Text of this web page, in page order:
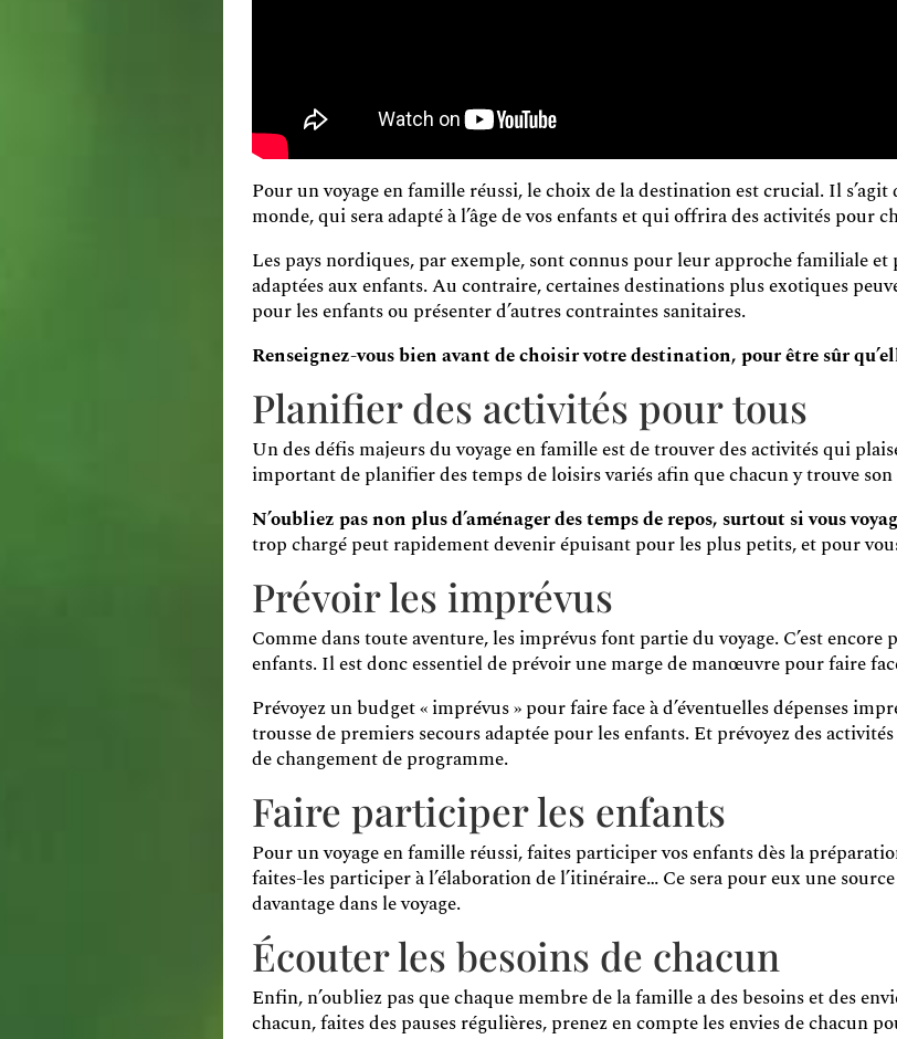
Pour un voyage en famille réussi, le choix de la destination est crucial. Il
monde, qui sera adapté à l’âge de vos enfants et qui offrira des activités pour
Les pays nordiques, par exemple, sont connus pour leur approche familiale
adaptées aux enfants. Au contraire, certaines destinations plus exotiques
pour les enfants ou présenter d’autres contraintes sanitaires.
Renseignez-vous bien avant de choisir votre destination, pour être sûr
Planifier des activités pour tous
Un des défis majeurs du voyage en famille est de trouver des activités qui
important de planifier des temps de loisirs variés afin que chacun y trouve
N’oubliez pas non plus d’aménager des temps de repos, surtout si vous
trop chargé peut rapidement devenir épuisant pour les plus petits, et pour
Prévoir les imprévus
Comme dans toute aventure, les imprévus font partie du voyage. C’est encore
enfants. Il est donc essentiel de prévoir une marge de manœuvre pour faire
Prévoyez un budget « imprévus » pour faire face à d’éventuelles dépenses
trousse de premiers secours adaptée pour les enfants. Et prévoyez des
de changement de programme.
Faire participer les enfants
Pour un voyage en famille réussi, faites participer vos enfants dès la
faites-les participer à l’élaboration de l’itinéraire… Ce sera pour eux une
davantage dans le voyage.
Écouter les besoins de chacun
Enfin, n’oubliez pas que chaque membre de la famille a des besoins et des
chacun, faites des pauses régulières, prenez en compte les envies de chacun